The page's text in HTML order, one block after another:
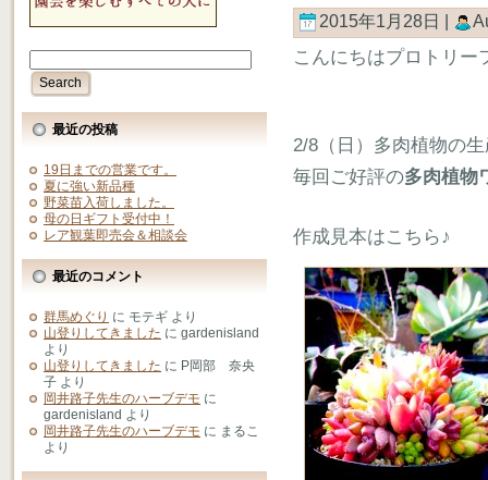
最近の投稿
19日までの営業です。
夏に強い新品種
野菜苗入荷しました。
母の日ギフト受付中！
レア観葉即売会＆相談会
最近のコメント
群馬めぐり に モテギ より
山登りしてきました に gardenisland
より
山登りしてきました に P岡部 奈央
子 より
岡井路子先生のハーブデモ に
gardenisland より
岡井路子先生のハーブデモ に まるこ
より
2015年1月28日 |
こんにちはプロトリー
2/8（日）多肉植物の
毎回ご好評の多肉植物
作成見本はこちら♪